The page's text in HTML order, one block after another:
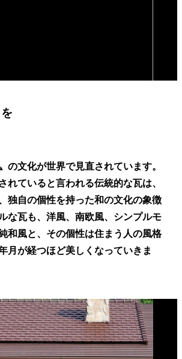
の文化が世界で見直されています。
れていると言われる伝統的な瓦は、
独自の個性を持った和の文化の象徴
な瓦も、洋風、南欧風、 シンプルモ
和風と、 その個性は住まう人の風格
月が経つほど美しくなっていきま